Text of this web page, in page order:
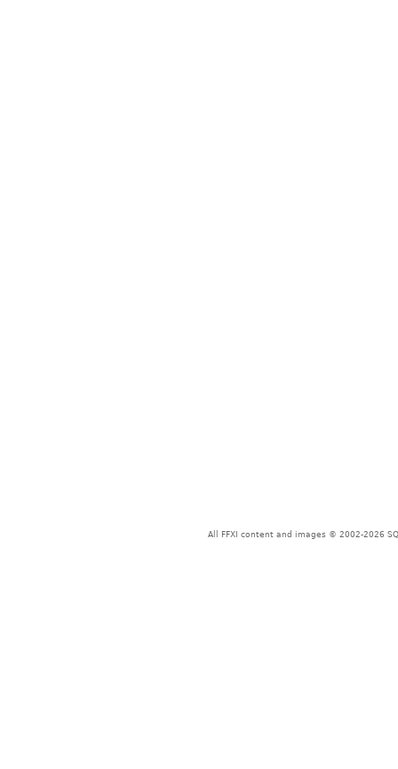
All FFXI content and images © 2002-2026